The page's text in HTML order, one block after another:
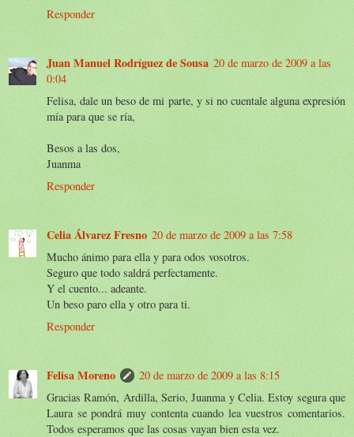
Responder
Juan Manuel Rodríguez de Sousa 20 de marzo de 2009 a las
0:04
Felisa, dale un beso de mi parte, y si no cuentale alguna expresión
mía para que se ría,
Besos a las dos,
Juanma
Responder
Celia Álvarez Fresno 20 de marzo de 2009 a las 7:58
Mucho ánimo para ella y para odos vosotros.
Seguro que todo saldrá perfectamente.
Y el cuento... adeante.
Un beso paro ella y otro para ti.
Responder
Felisa Moreno
20 de marzo de 2009 a las 8:15
Gracias Ramón, Ardilla, Serio, Juanma y Celia. Estoy segura que
Laura se pondrá muy contenta cuando lea vuestros comentarios.
Todos esperamos que las cosas vayan bien esta vez.